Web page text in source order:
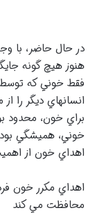
در حال حاضر، با
هنوز هيچ گونه
فقط خوني كه توسط
انسانهاي ديگر
براي خون، محدود
خوني، هميشگي
اهداي خون از
اهداي مكرر خون فرد
محافظت مي كند